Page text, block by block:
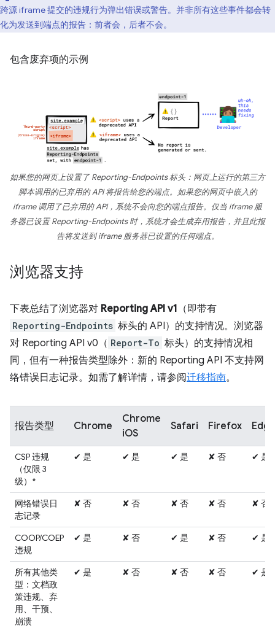
跨源 iframe 提交的违规行为弹出错误或警告。并非所有这些事件都会转
化为发送到端点的报告：前者会，后者不会。
包含废弃项的示例
如果您的网页上设置了 Reporting-Endpoints 标头：网页上运行的第三方
脚本调用的已弃用的 API 将报告给您的端点。如果您的网页中嵌入的
iframe 调用了已弃用的 API，系统不会向您的端点报告。仅当 iframe 服
务器已设置 Reporting-Endpoints 时，系统才会生成弃用报告，并且此报
告将发送到 iframe 服务器已设置的任何端点。
浏览器支持
下表总结了浏览器对 Reporting API v1 （即带有
Reporting-Endpoints 标头的 API）的支持情况。浏览器
对 Reporting API v0（ Report-To 标头）的支持情况相
同，但有一种报告类型除外：新的 Reporting API 不支持网
络错误日志记录。如需了解详情，请参阅迁移指南。
报告类型 Chrome
Chrome
iOS
Safari Firefox Edge
CSP 违规
（仅限 3
级）*
✔ 是 ✔ 是 ✔ 是 ✘ 否 ✔ 是
网络错误日
志记录
✘ 否 ✘ 否 ✘ 否 ✘ 否 ✘ 否
COOP/COEP
违规
✔ 是 ✘ 否 ✔ 是 ✘ 否 ✔ 是
所有其他类
型：文档政
策违规、弃
用、干预、
崩溃
✔ 是 ✘ 否 ✘ 否 ✘ 否 ✔ 是